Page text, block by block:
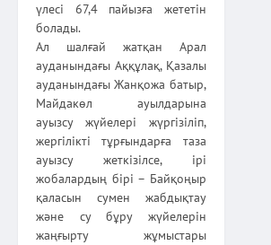
үлесі 67,4 пайызға жететін
болады.
Ал шалғай жатқан Арал
ауданындағы Аққұлақ, Қазалы
ауданын­дағы Жанқожа батыр,
Майдакөл ауылдарына
ауызсу жүйелері жүргізіліп,
жергілікті тұрғындарға таза
ауызсу жеткізілсе, ірі
жобалардың бірі – Байқоңыр
қаласын сумен жабдықтау
және су бұру жүйелерін
жаңғырту жұмыстары